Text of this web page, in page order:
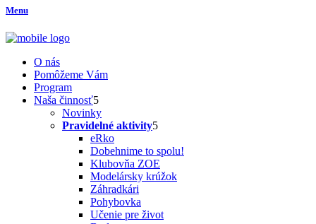
Menu
O nás
Pomôžeme Vám
Program
Naša činnosť
Novinky
Pravidelné aktivity
eRko
Dobehnime to spolu!
Klubovňa ZOE
Modelársky krúžok
Záhradkári
Pohybovka
Učenie pre život